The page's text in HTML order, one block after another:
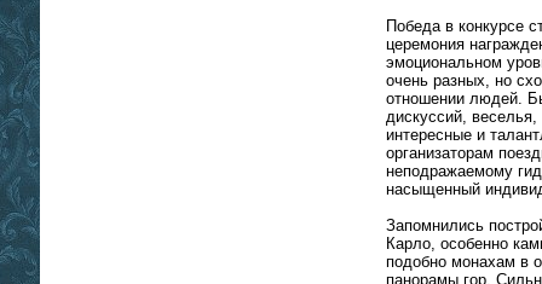
Победа в конкурсе
церемония
эмоциональном
очень разных, но
отношении людей.
дискуссий,
интересные и
организаторам
неподражаемому
насыщенный
Запомнились
Карло, особенно
подобно монахам в
панорамы гор.